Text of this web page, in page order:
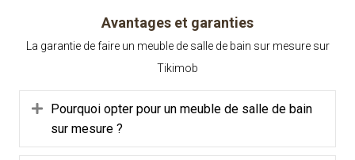
Avantages et garanties
La garantie de faire un meuble de salle de bain sur mesure sur
Tikimob
Déplier
Pourquoi opter pour un meuble de salle de bain
sur mesure ?